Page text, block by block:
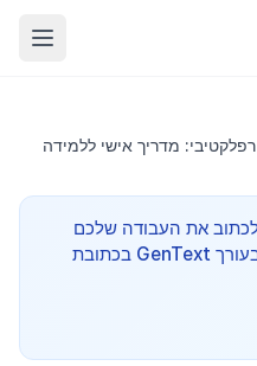
מדריך אישי ללמידה
את העבודה שלכם
בעזרת AI וציטוטים אוטומטיים בעורך GenText בכתובת